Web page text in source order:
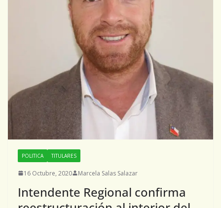
POLITICA TITULARES
16 Octubre, 2020 Marcela Salas Salazar
Intendente Regional confirma